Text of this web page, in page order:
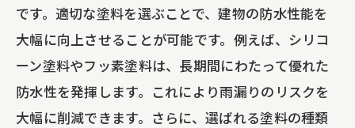
です。適切な塗料を選ぶことで、建物の防水性能を
大幅に向上させることが可能です。例えば、シリコ
ーン塗料やフッ素塗料は、長期間にわたって優れた
防水性を発揮します。これにより雨漏りのリスクを
大幅に削減できます。さらに、選ばれる塗料の種類